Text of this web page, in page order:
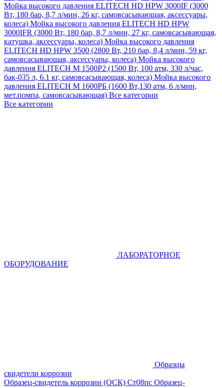
Мойка высокого давления ELITECH HD HPW 3000IF (3000
Вт, 180 бар, 8,7 л/мин, 26 кг, самовсасывающая, аксессуары,
колеса) Мойка высокого давления ELITECH HD HPW
3000IFR (3000 Вт, 180 бар, 8,7 л/мин, 27 кг, самовсасывающая,
катушка, аксессуары, колеса) Мойка высокого давления
ELITECH HD HPW 3500 (2800 Вт, 210 бар, 8,4 л/мин, 59 кг,
самовсасывающая, аксессуары, колеса) Мойка высокого
давления ELITECH M 1500P2 (1500 Вт, 100 атм, 330 л/час,
бак-035 л, 6.1 кг, самовсасывающая, колеса) Мойка высокого
давления ELITECH М 1600РБ (1600 Вт,130 атм, 6 л/мин,
мет.помпа, самовсасывающая) Все категории
Все категории
ЛАБОРАТОРНОЕ
ОБОРУДОВАНИЕ
Образцы
свидетели коррозии
Образец-свидетель коррозии (ОСК) Ст08пс Образец-